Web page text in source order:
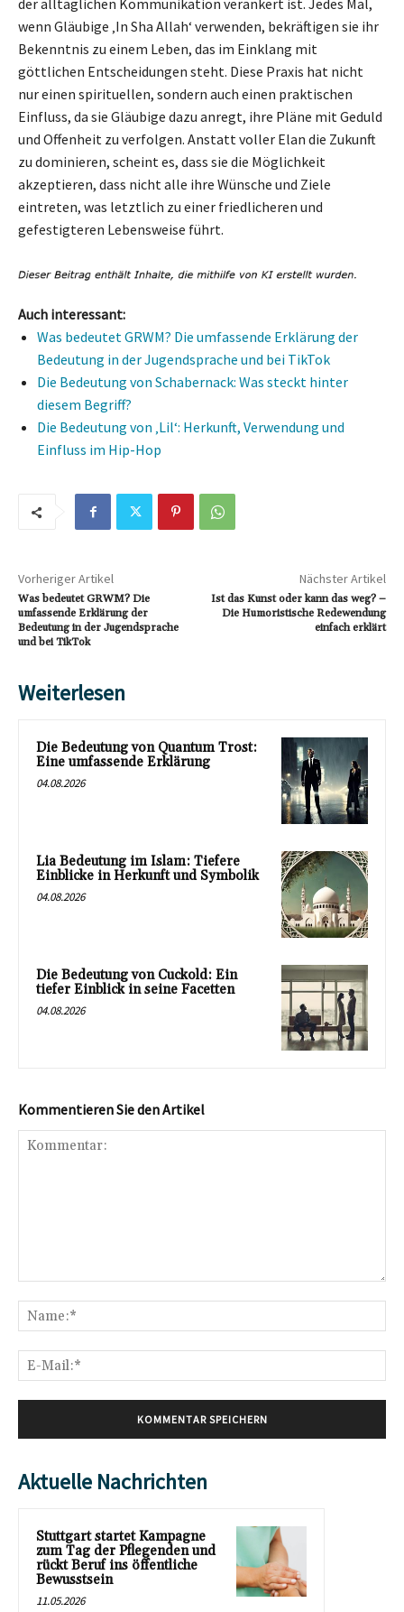
wenn Gläubige ‚In Sha Allah‘ verwenden, bekräftigen sie ihr
Bekenntnis zu einem Leben, das im Einklang mit
göttlichen Entscheidungen steht. Diese Praxis hat nicht
nur einen spirituellen, sondern auch einen praktischen
Einfluss, da sie Gläubige dazu anregt, ihre Pläne mit Geduld
und Offenheit zu verfolgen. Anstatt voller Elan die Zukunft
zu dominieren, scheint es, dass sie die Möglichkeit
akzeptieren, dass nicht alle ihre Wünsche und Ziele
eintreten, was letztlich zu einer friedlicheren und
gefestigteren Lebensweise führt.
Auch interessant:
Was bedeutet GRWM? Die umfassende Erklärung der
Bedeutung in der Jugendsprache und bei TikTok
Die Bedeutung von Schabernack: Was steckt hinter
diesem Begriff?
Die Bedeutung von ‚Lil‘: Herkunft, Verwendung und
Einfluss im Hip-Hop
Vorheriger Artikel
Was bedeutet GRWM? Die
umfassende Erklärung der
Bedeutung in der Jugendsprache
und bei TikTok
Nächster Artikel
Ist das Kunst oder kann das weg? –
Die Humoristische Redewendung
einfach erklärt
Weiterlesen
Die Bedeutung von Quantum Trost:
Eine umfassende Erklärung
04.08.2026
Lia Bedeutung im Islam: Tiefere
Einblicke in Herkunft und Symbolik
04.08.2026
Die Bedeutung von Cuckold: Ein
tiefer Einblick in seine Facetten
04.08.2026
Kommentieren Sie den Artikel
Aktuelle Nachrichten
Stuttgart startet Kampagne
zum Tag der Pflegenden und
rückt Beruf ins öffentliche
Bewusstsein
11.05.2026